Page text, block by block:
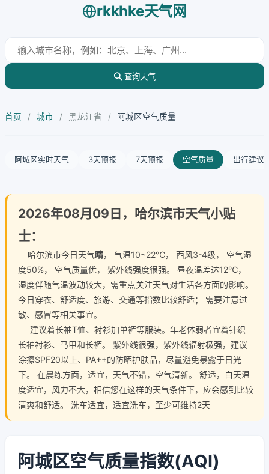
rkkhke天气网
查询天气
首页 / 城市 / 黑龙江省 / 阿城区空气质量
阿城区实时天气 3天预报 7天预报 空气质量 出行建议
2026年08月09日，哈尔滨市天气小贴
士：
哈尔滨市今日天气晴， 气温10~22℃， 西风3-4级， 空气湿
度50%， 空气质量优， 紫外线强度很强。 昼夜温差达12℃，
湿度伴随气温波动较大，需重点关注天气对生活各方面的影响。
今日穿衣、舒适度、旅游、交通等指数比较舒适； 需要注意过
敏、感冒等相关事宜。
建议着长袖T恤、衬衫加单裤等服装。年老体弱者宜着针织
长袖衬衫、马甲和长裤。 紫外线很强，紫外线辐射极强，建议
涂擦SPF20以上、PA++的防晒护肤品，尽量避免暴露于日光
下。 在晨练方面，适宜，天气不错，空气清新。 舒适，白天温
度适宜，风力不大，相信您在这样的天气条件下，应会感到比较
清爽和舒适。 洗车适宜，适宜洗车，至少可维持2天
阿城区空气质量指数(AQI)